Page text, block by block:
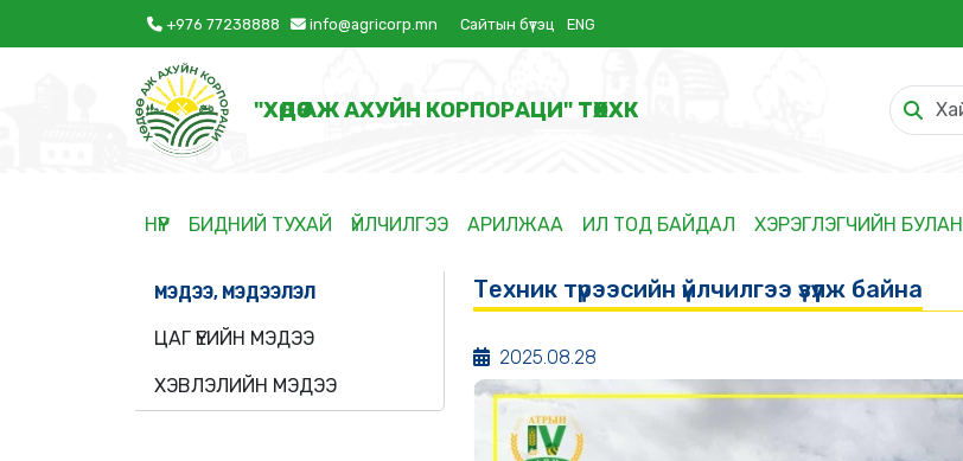
+976 77238888 info@agricorp.mn Сайтын бүтэц ENG
"ХӨДӨӨ АЖ АХУЙН КОРПОРАЦИ" ТӨХХК
НҮҮР БИДНИЙ ТУХАЙ ҮЙЛЧИЛГЭЭ АРИЛЖАА ИЛ ТОД БАЙДАЛ ХЭРЭГЛЭГЧИЙН БУЛАН
МЭДЭЭ, МЭДЭЭЛЭЛ
ЦАГ ҮЕИЙН МЭДЭЭ
ХЭВЛЭЛИЙН МЭДЭЭ
Техник түрээсийн үйлчилгээ үзүүлж байна
2025.08.28